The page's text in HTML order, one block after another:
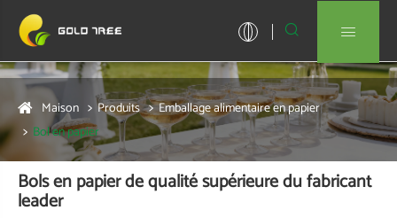
 
Maison Produits
Emballage alimentaire en papier
Bol en papier
Bols en papier de qualité supérieure du fabricant
leader